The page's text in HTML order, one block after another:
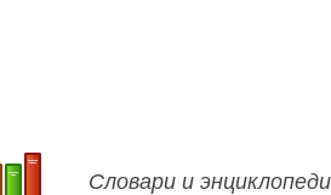
Словари и